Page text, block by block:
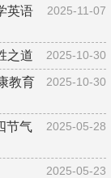
英语
2025-11-07
之道 2025-10-30
教育
2025-10-30
节气
2025-05-28
2025-05-23